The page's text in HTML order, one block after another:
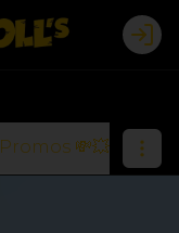
Promos 💸💥